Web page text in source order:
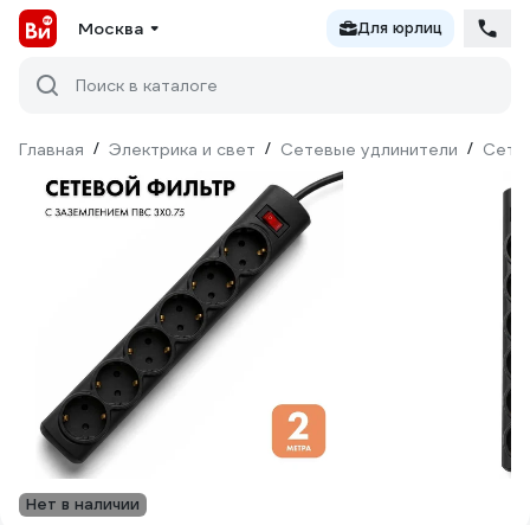
Москва Для юрлиц
Поиск в каталоге
Главная / Электрика и свет / Сетевые удлинители /
Нет в наличии